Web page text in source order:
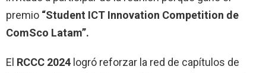
premio “Student ICT Innovation Competition de
ComSco Latam”.
El RCCC 2024 logró reforzar la red de capítulos de